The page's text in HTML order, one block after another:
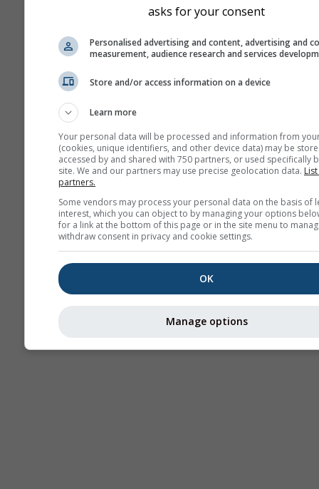
Помощь
Больше погодных данных
Термики
Cross-section
asks for your consent
Personalised advertising and content, advertising and
measurement, audience research and services
Store and/or access information on a device
Learn more
Your personal data will be processed and information from
(cookies, unique identifiers, and other device data) may be
accessed by and shared with 750 partners, or used specifically
site. We and our partners may use precise geolocation data.
partners.
Some vendors may process your personal data on the basis of
interest, which you can object to by managing your options
for a link at the bottom of this page or in the site menu to
withdraw consent in privacy and cookie settings.
OK
Manage options